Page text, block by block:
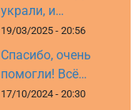
украли, и…
19/03/2025 - 20:56
Спасибо, очень
помогли! Всё…
17/10/2024 - 20:30